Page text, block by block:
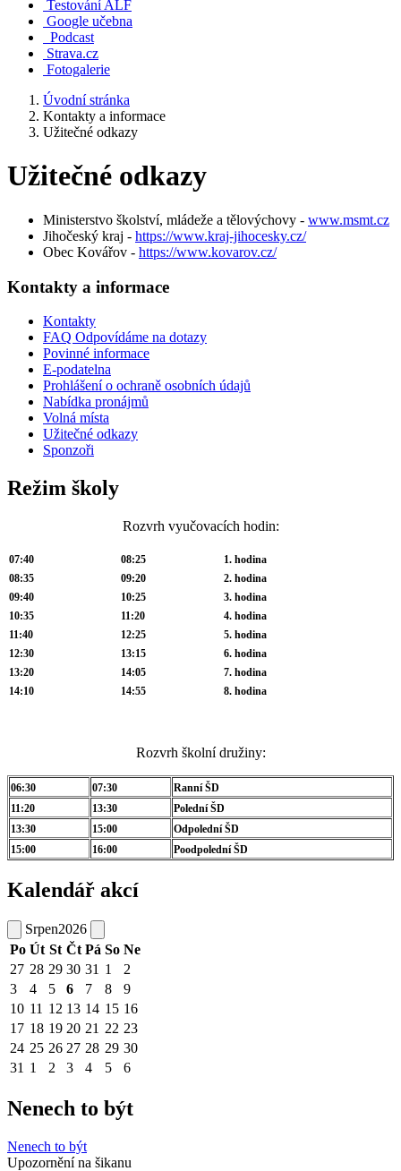
Testování ALF
Google učebna
Podcast
Strava.cz
Fotogalerie
Úvodní stránka
Kontakty a informace
Užitečné odkazy
Užitečné odkazy
Ministerstvo školství, mládeže a tělovýchovy - www.msmt.cz
Jihočeský kraj - https://www.kraj-jihocesky.cz/
Obec Kovářov - https://www.kovarov.cz/
Kontakty a informace
Kontakty
FAQ Odpovídáme na dotazy
Povinné informace
E-podatelna
Prohlášení o ochraně osobních údajů
Nabídka pronájmů
Volná místa
Užitečné odkazy
Sponzoři
Režim školy
Rozvrh vyučovacích hodin:
07:40 08:25
1. hodina
08:35
09:20
2. hodina
09:40
10:25
3. hodina
10:35
11:20
4. hodina
11:40
12:25
5. hodina
12:30
13:15
6. hodina
13:20
14:05
7. hodina
14:10
14:55 8. hodina
Rozvrh školní družiny:
06:30 07:30
Ranní ŠD
11:20
13:30
Polední ŠD
13:30
15:00
Odpolední ŠD
15:00
16:00 Poodpolední ŠD
Kalendář akcí
Srpen2026
Po Út St Čt Pá So Ne
27 28 29 30 31 1
2
3
4 5 6 7 8
9
10 11 12 13 14 15 16
17 18 19 20 21 22 23
24 25 26 27 28 29 30
31 1 2 3 4 5 6
Nenech to být
Nenech to být
Upozornění na šikanu